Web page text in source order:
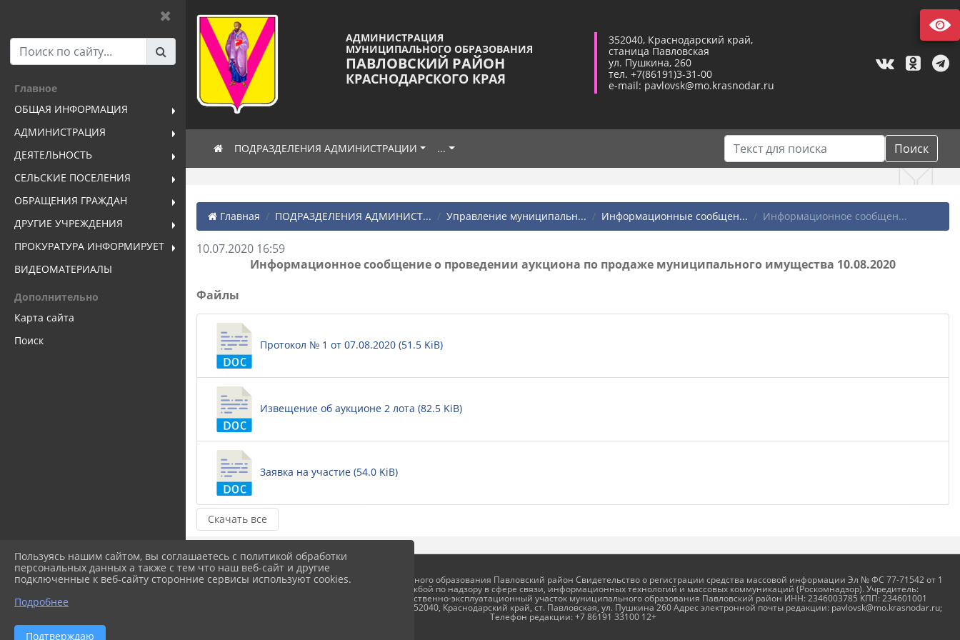
Главное
ОБЩАЯ ИНФОРМАЦИЯ
АДМИНИСТРАЦИЯ
ДЕЯТЕЛЬНОСТЬ
СЕЛЬСКИЕ ПОСЕЛЕНИЯ
ОБРАЩЕНИЯ ГРАЖДАН
ДРУГИЕ УЧРЕЖДЕНИЯ
ПРОКУРАТУРА ИНФОРМИРУЕТ
ВИДЕОМАТЕРИАЛЫ
Дополнительно
Карта сайта
Поиск
АДМИНИСТРАЦИЯ
МУНИЦИПАЛЬНОГО ОБРАЗОВАНИЯ
ПАВЛОВСКИЙ РАЙОН
КРАСНОДАРСКОГО КРАЯ
352040, Краснодарский край,
станица Павловская
ул. Пушкина, 260
тел. +7(86191)3-31-00
e-mail: pavlovsk@mo.krasnodar.ru
ПОДРАЗДЕЛЕНИЯ АДМИНИСТРАЦИИ ... Поиск
Главная ПОДРАЗДЕЛЕНИЯ АДМИНИСТ... Управление муниципальн... Информационные сообщен... Информационное сообщен...
10.07.2020 16:59
Информационное сообщение о проведении аукциона по продаже муниципального имущества 10.08.2020
Файлы
Протокол № 1 от 07.08.2020 (51.5 KiB)
Извещение об аукционе 2 лота (82.5 KiB)
Заявка на участие (54.0 KiB)
Скачать все
Пользуясь нашим сайтом, вы соглашаетесь с политикой обработки
персональных данных а также с тем что наш веб-сайт и другие
подключенные к веб-сайту сторонние сервисы используют cookies.
Подробнее
Подтверждаю